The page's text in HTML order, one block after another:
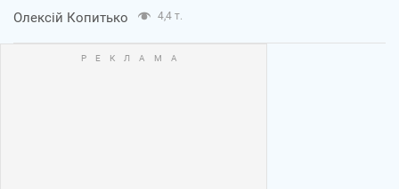
Олексій Копитько 4,4 т.